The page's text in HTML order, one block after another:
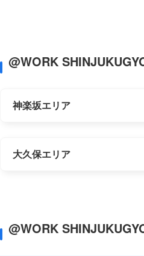
@WORK
神楽坂エリア
大久保エリア
@WORK